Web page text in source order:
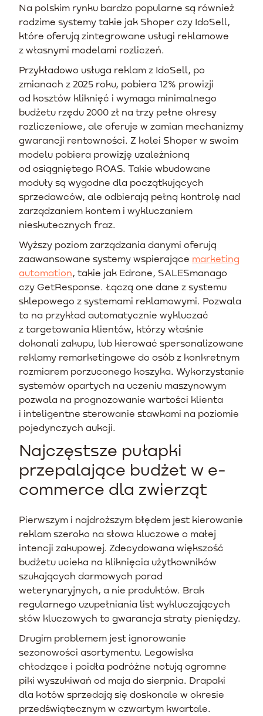
Na polskim rynku bardzo popularne są również
rodzime systemy takie jak Shoper czy IdoSell,
które oferują zintegrowane usługi reklamowe
z własnymi modelami rozliczeń.
Przykładowo usługa reklam z IdoSell, po
zmianach z 2025 roku, pobiera 12% prowizji
od kosztów kliknięć i wymaga minimalnego
budżetu rzędu 2000 zł na trzy pełne okresy
rozliczeniowe, ale oferuje w zamian mechanizmy
gwarancji rentowności. Z kolei Shoper w swoim
modelu pobiera prowizję uzależnioną
od osiągniętego ROAS. Takie wbudowane
moduły są wygodne dla początkujących
sprzedawców, ale odbierają pełną kontrolę nad
zarządzaniem kontem i wykluczaniem
nieskutecznych fraz.
Wyższy poziom zarządzania danymi oferują
zaawansowane systemy wspierające marketing
automation, takie jak Edrone, SALESmanago
czy GetResponse. Łączą one dane z systemu
sklepowego z systemami reklamowymi. Pozwala
to na przykład automatycznie wykluczać
z targetowania klientów, którzy właśnie
dokonali zakupu, lub kierować spersonalizowane
reklamy remarketingowe do osób z konkretnym
rozmiarem porzuconego koszyka. Wykorzystanie
systemów opartych na uczeniu maszynowym
pozwala na prognozowanie wartości klienta
i inteligentne sterowanie stawkami na poziomie
pojedynczych aukcji.
Najczęstsze pułapki
przepalające budżet w e-
commerce dla zwierząt
Pierwszym i najdroższym błędem jest kierowanie
reklam szeroko na słowa kluczowe o małej
intencji zakupowej. Zdecydowana większość
budżetu ucieka na kliknięcia użytkowników
szukających darmowych porad
weterynaryjnych, a nie produktów. Brak
regularnego uzupełniania list wykluczających
słów kluczowych to gwarancja straty pieniędzy.
Drugim problemem jest ignorowanie
sezonowości asortymentu. Legowiska
chłodzące i poidła podróżne notują ogromne
piki wyszukiwań od maja do sierpnia. Drapaki
dla kotów sprzedają się doskonale w okresie
przedświątecznym w czwartym kwartale.